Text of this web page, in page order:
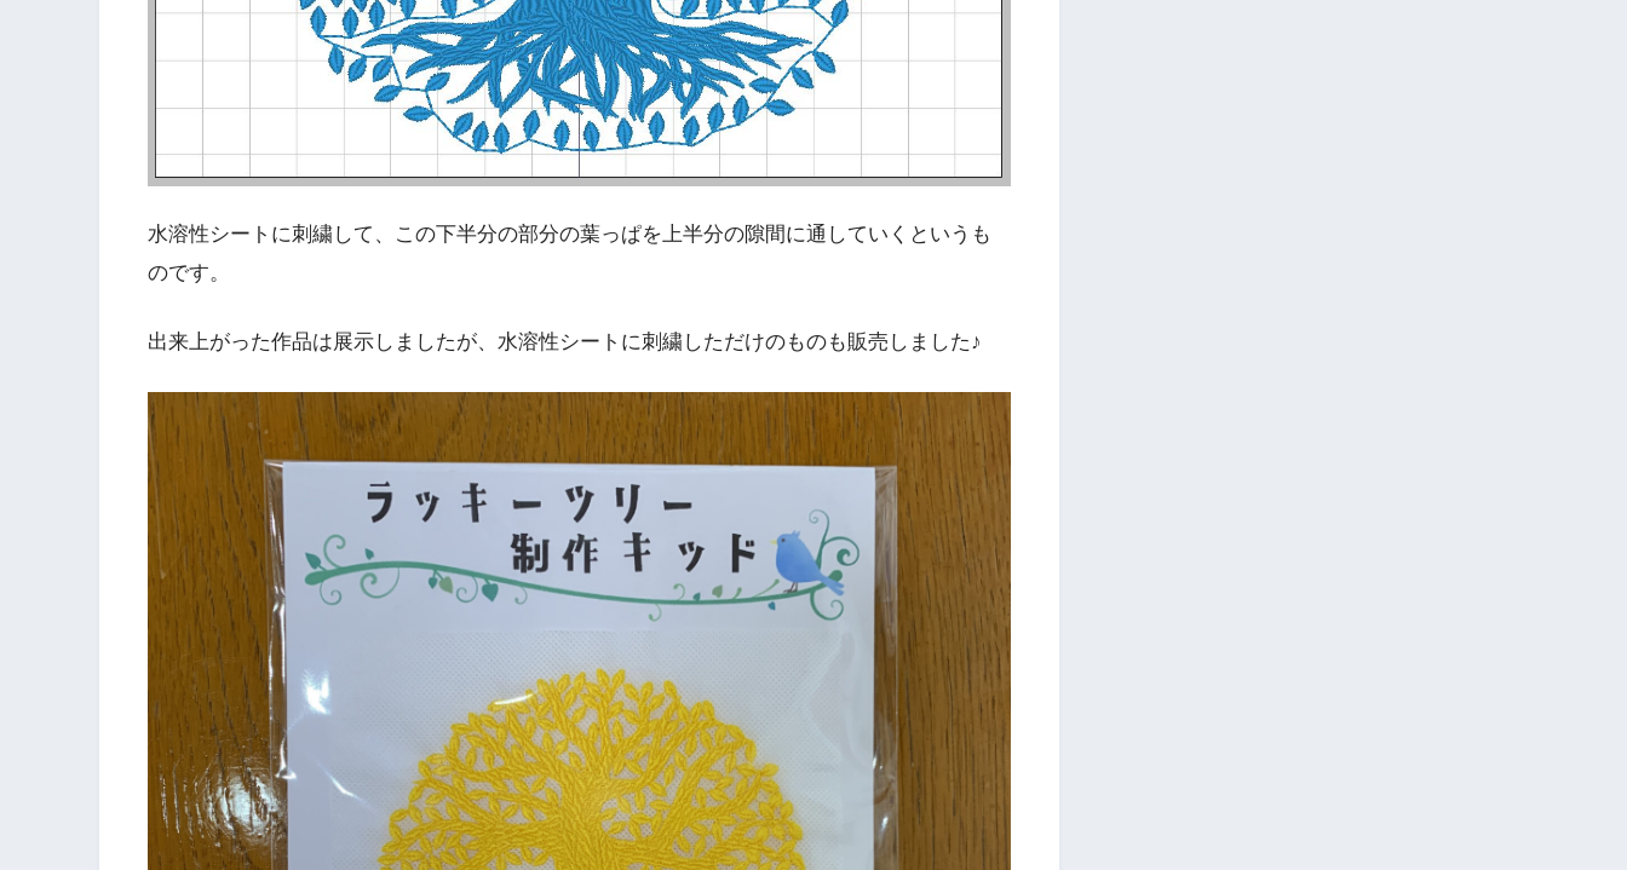
水溶性シートに刺繍して、この下半分の部分の葉っぱを上半分の隙間に通していくというも
のです。
出来上がった作品は展示しましたが、水溶性シートに刺繍しただけのものも販売しました♪